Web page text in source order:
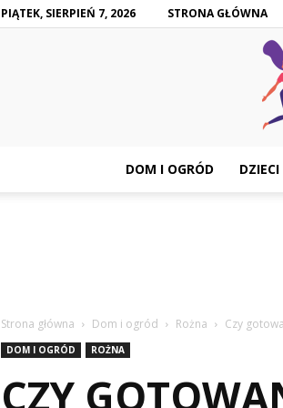
PIĄTEK, SIERPIEŃ 7, 2026 STRONA GŁÓWNA
DOM I OGRÓD DZIECI
Strona główna Dom i ogród Rożna Czy
DOM I OGRÓD ROŻNA
CZY